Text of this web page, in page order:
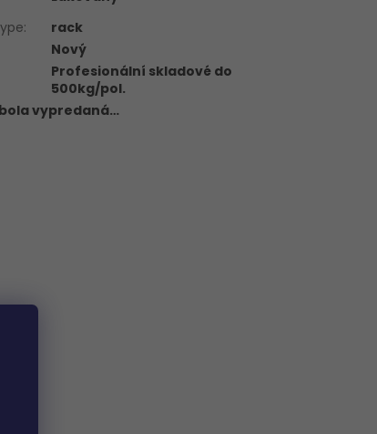
:
rack
Nový
Profesionální skladové do
500kg/pol.
vypredaná…